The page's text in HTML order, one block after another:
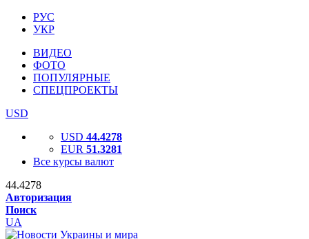
РУС
УКР
ВИДЕО
ФОТО
ПОПУЛЯРНЫЕ
СПЕЦПРОЕКТЫ
USD
USD 44.4278
EUR 51.3281
Все курсы валют
44.4278
Авторизация
Поиск
UA